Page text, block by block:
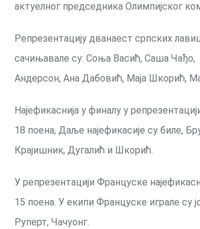
актуелног председника Олимпијског
Репрезентацију дванаест српских
сачињавале су: Соња Васић, Саша Чађо,
Андерсон, Ана Дабовић, Маја Шкорић,
Најефикаснија у финалу у
18 поена, Даље најефикасије су биле,
Крајишник, Дугалић и Шкорић.
У репрезентацији Француске
15 поена. У екипи Француске играле су
Руперт, Чачуонг.